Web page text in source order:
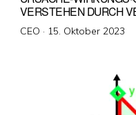
VERSTEHEN DURCH
CEO · Veröffentlicht
15. Oktober 2023